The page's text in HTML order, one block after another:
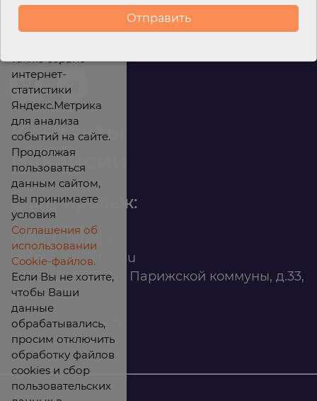
Контакты
Вакансии
Офис продаж:
infomarket@ilan.su
г. Красноярск, ул. Парижской коммуны, д.33,
помещ. 302
ИНН: 2465263327
файлы cookies для
улучшения
также сервис
интернет-
статистики
Яндекс.Метрика
для анализа
событий на сайте.
Продолжая
пользоваться
данным сайтом,
Вы принимаете
условия
Соглашения об
использовании
Cookie-файлов.
Если Вы не хотите,
чтобы Ваши
данные
обрабатывались,
просим отключить
обработку файлов
cookies и сбор
пользовательских